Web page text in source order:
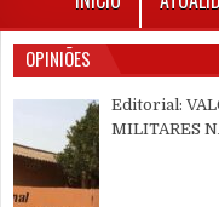
OPINIÕES
Editorial:
MILITARES